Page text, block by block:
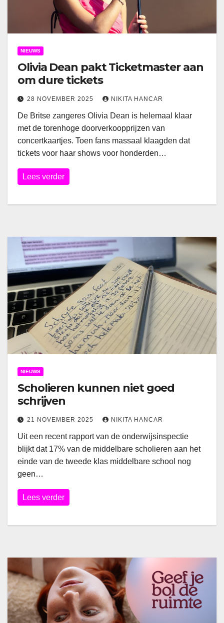
NIEUWS
Olivia Dean pakt Ticketmaster aan
om dure tickets
28 NOVEMBER 2025 NIKITA HANCAR
De Britse zangeres Olivia Dean is helemaal klaar
met de torenhoge doorverkoopprijzen van
concertkaartjes. Toen fans massaal klaagden dat
tickets voor haar shows voor honderden…
Lees verder
NIEUWS
Scholieren kunnen niet goed
schrijven
21 NOVEMBER 2025 NIKITA HANCAR
Uit een recent rapport van de onderwijsinspectie
blijkt dat 17% van de middelbare scholieren aan het
einde van de tweede klas middelbare school nog
geen…
Lees verder